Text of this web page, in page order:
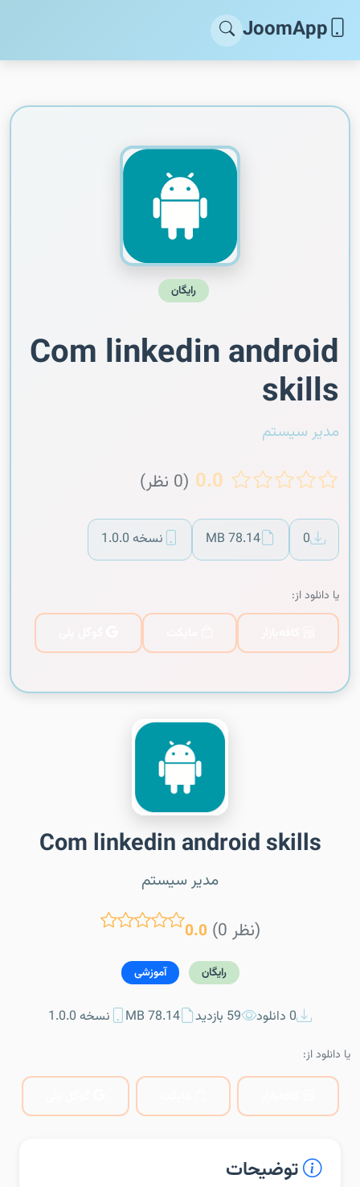
JoomApp
رایگان
Com linkedin android
skills
مدیر سیستم
0.0 (0 نظر)
0
78.14 MB نسخه 1.0.0
یا دانلود از:
Com linkedin android skills
مدیر سیستم
0.0 (0 نظر)
رایگان آموزشی
0 دانلود 59 بازدید 78.14 MB نسخه 1.0.0
یا دانلود از:
توضیحات